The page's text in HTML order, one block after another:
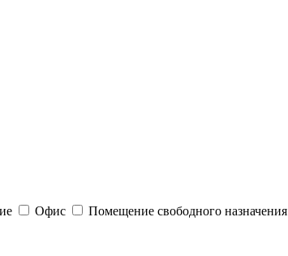
Офис Помещение свободного назначения